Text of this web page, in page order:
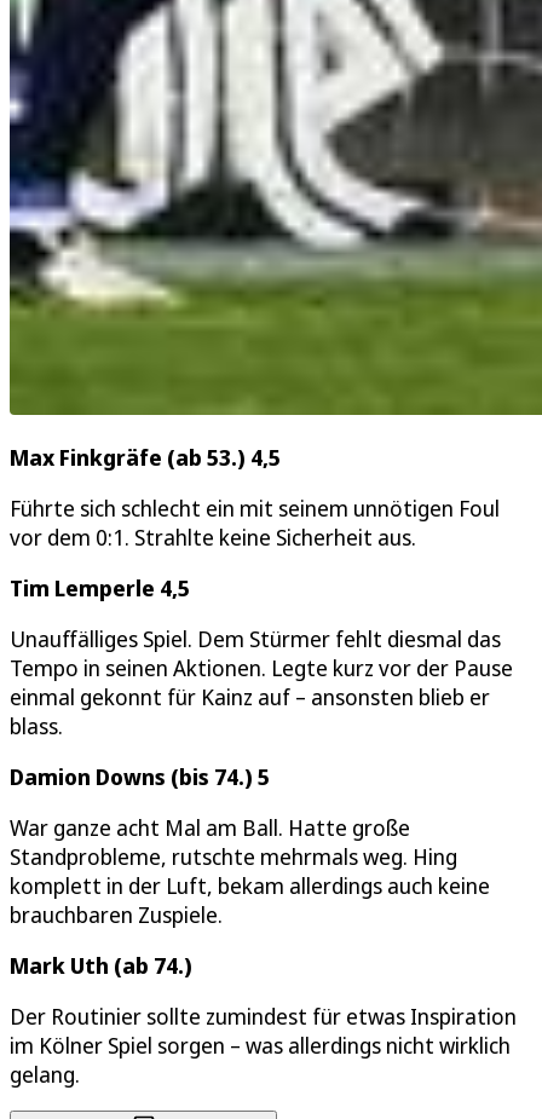
Max Finkgräfe (ab 53.) 4,5
Führte sich schlecht ein mit seinem unnötigen Foul
vor dem 0:1. Strahlte keine Sicherheit aus.
Tim Lemperle 4,5
Unauffälliges Spiel. Dem Stürmer fehlt diesmal das
Tempo in seinen Aktionen. Legte kurz vor der Pause
einmal gekonnt für Kainz auf – ansonsten blieb er
blass.
Damion Downs (bis 74.) 5
War ganze acht Mal am Ball. Hatte große
Standprobleme, rutschte mehrmals weg. Hing
komplett in der Luft, bekam allerdings auch keine
brauchbaren Zuspiele.
Mark Uth (ab 74.)
Der Routinier sollte zumindest für etwas Inspiration
im Kölner Spiel sorgen – was allerdings nicht wirklich
gelang.